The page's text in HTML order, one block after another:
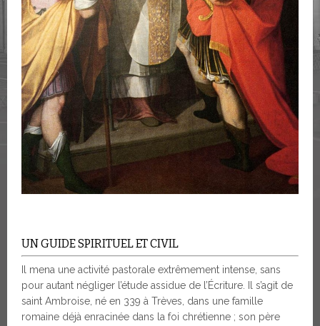
UN GUIDE SPIRITUEL ET CIVIL
Il mena une activité pastorale extrêmement intense, sans
pour autant négliger l’étude assidue de l’Écriture. Il s’agit de
saint Ambroise, né en 339 à Trèves, dans une famille
romaine déjà enracinée dans la foi chrétienne ; son père